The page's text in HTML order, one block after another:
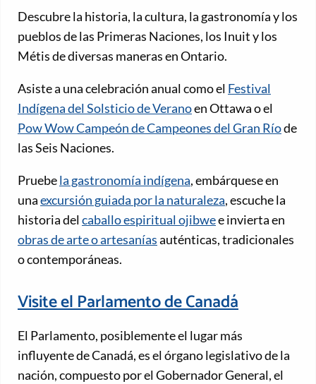
Descubre la historia, la cultura, la gastronomía y los
pueblos de las Primeras Naciones, los Inuit y los
Métis de diversas maneras en Ontario.
Asiste a una celebración anual como el Festival
Indígena del Solsticio de Veranoen Ottawa o el
Pow Wow Campeón de Campeones del Gran Ríode
las Seis Naciones.
Pruebela gastronomía indígena, embárquese en
unaexcursión guiada por la naturaleza, escuche la
historia delcaballo espiritual ojibwee invierta en
obras de arte o artesaníasauténticas, tradicionales
o contemporáneas.
Visite el Parlamento de Canadá
El Parlamento, posiblemente el lugar más
influyente de Canadá, es el órgano legislativo de la
nación, compuesto por el Gobernador General, el